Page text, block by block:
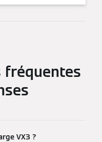
fréquentes
VX3 ?